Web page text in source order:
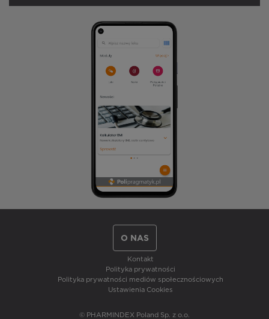
O NAS
Kontakt
Polityka prywatności
Polityka prywatności mediów społecznościowych
Ustawienia Cookies
© PHARMINDEX Poland Sp. z o.o.